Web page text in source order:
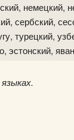
немецкий,
сербский,
турецкий,
эстонский,